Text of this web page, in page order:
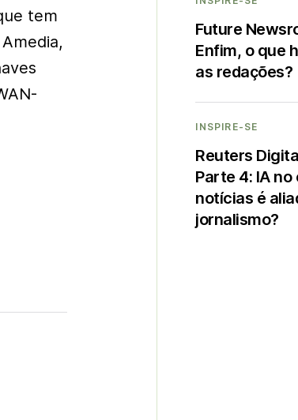
tem
Future
Enfim, o que
as redações?
INSPIRE-SE
Reuters
Parte 4: IA
notícias é
jornalismo?